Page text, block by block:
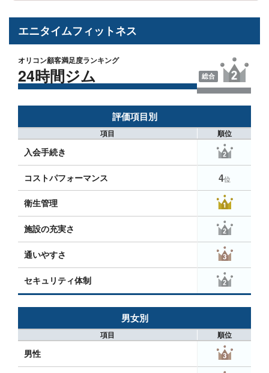
エニタイムフィットネス
オリコン顧客満足度ランキング
24時間ジム 総合
評価項目別
項目 順位
入会手続き
コストパフォーマンス 4位
衛生管理
施設の充実さ
通いやすさ
セキュリティ体制
男女別
項目 順位
男性